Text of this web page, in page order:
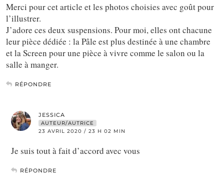
Merci pour cet article et les photos choisies avec goût pour
l’illustrer.
J’adore ces deux suspensions. Pour moi, elles ont chacune
leur pièce dédiée : la Pâle est plus destinée à une chambre
et la Screen pour une pièce à vivre comme le salon ou la
salle à manger.
RÉPONDRE
JESSICA
AUTEUR/AUTRICE
23 AVRIL 2020 / 23 H 02 MIN
Je suis tout à fait d’accord avec vous
RÉPONDRE